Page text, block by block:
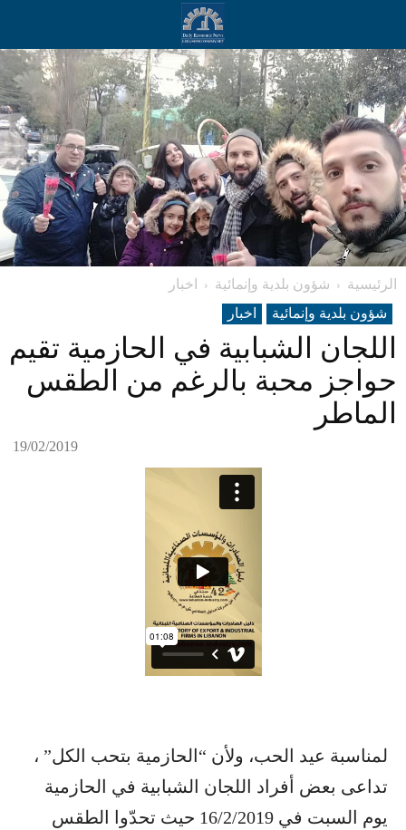
الرئيسية شؤون بلدية وإنمائية
اخبار
شؤون بلدية وإنمائية
اخبار
اللجان الشبابية في الحازمية تقيم
حواجز محبة بالرغم من الطقس
الماطر
19/02/2019
لمناسبة عيد الحب، ولأن “الحازمية بتحب الكل” ،
تداعى بعض أفراد اللجان الشبابية في الحازمية
يوم السبت في 16/2/2019 حيث تحدّوا الطقس